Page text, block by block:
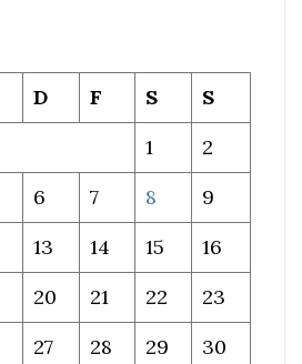
D F S
S
1
2
6 7 8
9
13 14 15
16
20 21 22
23
27 28 29
30